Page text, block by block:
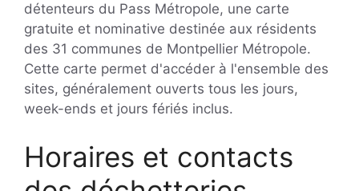
détenteurs du Pass Métropole, une carte
gratuite et nominative destinée aux résidents
des 31 communes de Montpellier Métropole.
Cette carte permet d'accéder à l'ensemble des
sites, généralement ouverts tous les jours,
week-ends et jours fériés inclus.
Horaires et contacts